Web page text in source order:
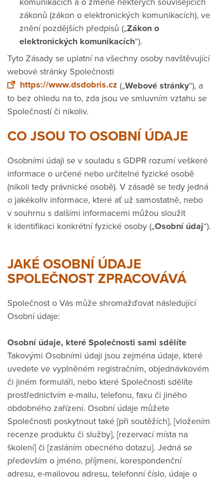
zákonů (zákon o elektronických komunikacích), ve
znění pozdějších předpisů („Zákon o
elektronických komunikacích“).
Tyto Zásady se uplatní na všechny osoby navštěvující
webové stránky Společnosti
https://www.dsdobris.cz („Webové stránky“), a
to bez ohledu na to, zda jsou ve smluvním vztahu se
Společností či nikoliv.
CO JSOU TO OSOBNÍ ÚDAJE
Osobními údaji se v souladu s GDPR rozumí veškeré
informace o určené nebo určitelné fyzické osobě
(nikoli tedy právnické osobě). V zásadě se tedy jedná
o jakékoliv informace, které ať už samostatně, nebo
v souhrnu s dalšími informacemi můžou sloužit
k identifikaci konkrétní fyzické osoby („Osobní údaj“).
JAKÉ OSOBNÍ ÚDAJE
SPOLEČNOST ZPRACOVÁVÁ
Společnost o Vás může shromažďovat následující
Osobní údaje:
Osobní údaje, které Společnosti sami sdělíte
Takovými Osobními údaji jsou zejména údaje, které
uvedete ve vyplněném registračním, objednávkovém
či jiném formuláři, nebo které Společnosti sdělíte
prostřednictvím e-mailu, telefonu, faxu či jiného
obdobného zařízení. Osobní údaje můžete
Společnosti poskytnout také [při soutěžích], [vložením
recenze produktu či služby], [rezervací místa na
školení] či [zasláním obecného dotazu]. Jedná se
především o jméno, příjmení, korespondenční
adresu, e-mailovou adresu, telefonní číslo, údaje o